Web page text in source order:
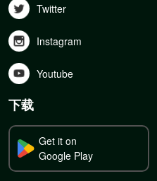
Twitter
Instagram
Youtube
下载
Get it on
Google Play